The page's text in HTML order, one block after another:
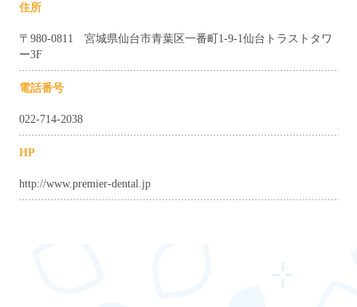
住所
〒980-0811 宮城県仙台市青葉区一番町1-9-1仙台トラストタワ
ー3F
電話番号
022-714-2038
HP
http://www.premier-dental.jp